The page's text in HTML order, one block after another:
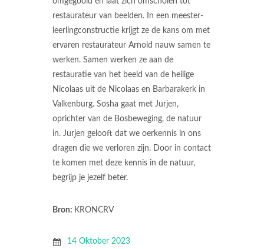
restaurateur van beelden. In een meester-
leerlingconstructie krijgt ze de kans om met
ervaren restaurateur Arnold nauw samen te
werken. Samen werken ze aan de
restauratie van het beeld van de heilige
Nicolaas uit de Nicolaas en Barbarakerk in
Valkenburg. Sosha gaat met Jurjen,
oprichter van de Bosbeweging, de natuur
in. Jurjen gelooft dat we oerkennis in ons
dragen die we verloren zijn. Door in contact
te komen met deze kennis in de natuur,
begrijp je jezelf beter.
Bron: KRONCRV
14 Oktober 2023